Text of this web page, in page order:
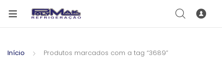
Início Produtos marcados com a tag “3689”